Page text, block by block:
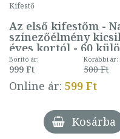
Kifestő
Az első kifestőm -
színezőélmény
éves kortól - 60
mintával (gombás)
Borító ár:
999 Ft
Korábbi ár:
500 Ft
Online ár: 599 Ft
Kosárba